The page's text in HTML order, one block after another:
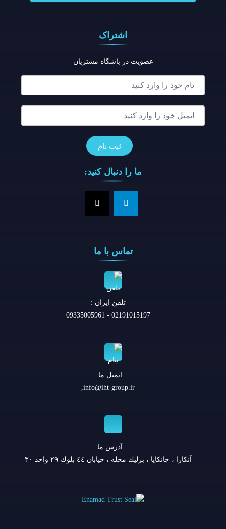
اشتراک
عضویت در باشگاه مشتریان
ما را دنبال کنید:
تماس با ما
تلفن ايران :
02191015197 - 09335005961
ایمیل ما :
info@iht-group.ir
,
آدرس ما :
آنكارا ، چانكايا ، برليك محله ، خيابان ٤٤ بلوك ٢٩ واحد ٣٠